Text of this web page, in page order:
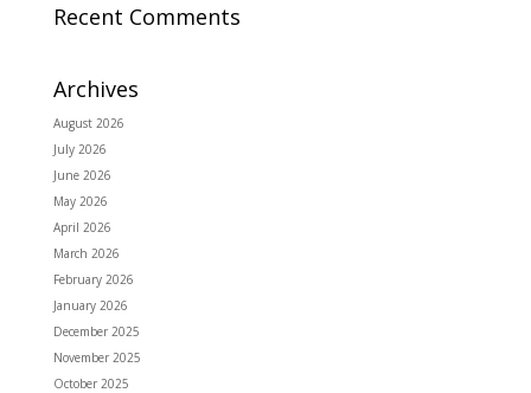
Recent Comments
Archives
August 2026
July 2026
June 2026
May 2026
April 2026
March 2026
February 2026
January 2026
December 2025
November 2025
October 2025